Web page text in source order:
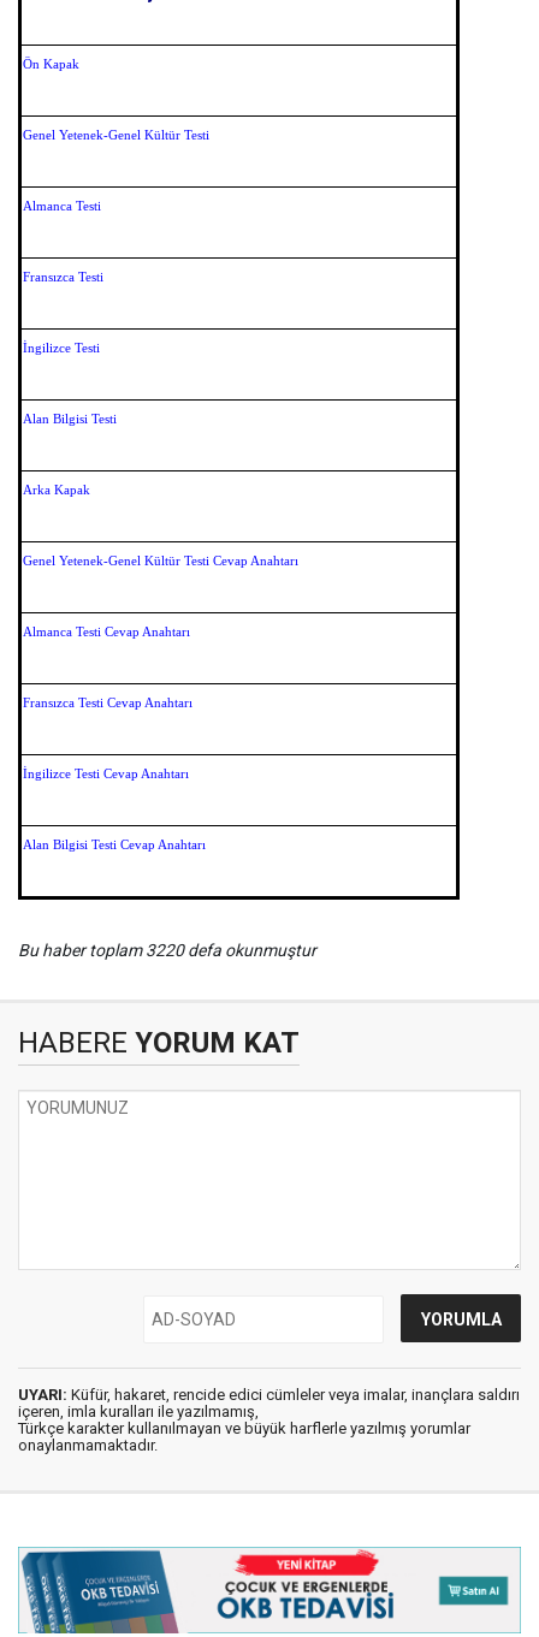
Ön Kapak
Genel Yetenek-Genel Kültür Testi
Almanca Testi
Fransızca Testi
İngilizce Testi
Alan Bilgisi Testi
Arka Kapak
Genel Yetenek-Genel Kültür Testi Cevap Anahtarı
Almanca Testi Cevap Anahtarı
Fransızca Testi Cevap Anahtarı
İngilizce Testi Cevap Anahtarı
Alan Bilgisi Testi Cevap Anahtarı
Bu haber toplam 3220 defa okunmuştur
HABERE YORUM KAT
UYARI: Küfür, hakaret, rencide edici cümleler veya imalar, inançlara saldırı
içeren, imla kuralları ile yazılmamış,
Türkçe karakter kullanılmayan ve büyük harflerle yazılmış yorumlar
onaylanmamaktadır.